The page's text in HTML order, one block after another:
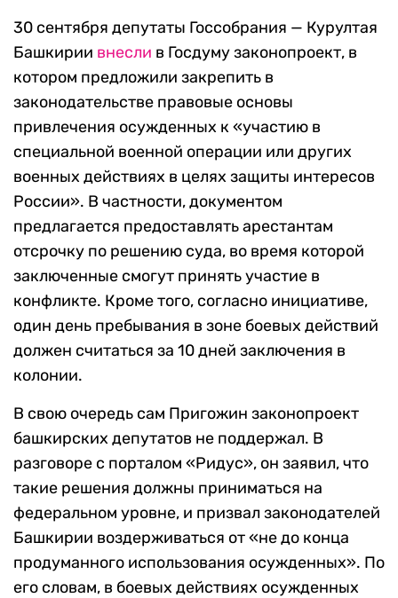
30 сентября депутаты Госсобрания — Курултая
Башкирии внесли в Госдуму законопроект, в
котором предложили закрепить в
законодательстве правовые основы
привлечения осужденных к «участию в
специальной военной операции или других
военных действиях в целях защиты интересов
России». В частности, документом
предлагается предоставлять арестантам
отсрочку по решению суда, во время которой
заключенные смогут принять участие в
конфликте. Кроме того, согласно инициативе,
один день пребывания в зоне боевых действий
должен считаться за 10 дней заключения в
колонии.
В свою очередь сам Пригожин законопроект
башкирских депутатов не поддержал. В
разговоре с порталом «Ридус», он заявил, что
такие решения должны приниматься на
федеральном уровне, и призвал законодателей
Башкирии воздерживаться от «не до конца
продуманного использования осужденных». По
его словам, в боевых действиях осужденных